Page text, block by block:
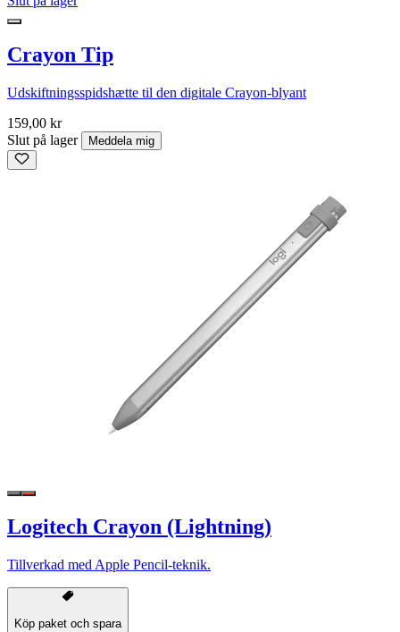
Crayon Tip
Udskiftningsspidshætte til den digitale Crayon-blyant
159,00 kr
Slut på lager
Meddela mig
Logitech Crayon (Lightning)
Tillverkad med Apple Pencil-teknik.
Köp paket och spara